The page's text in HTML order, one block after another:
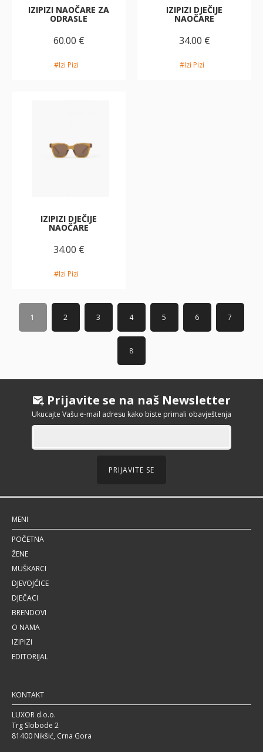
IZIPIZI NAOČARE ZA
ODRASLE
60.00 €
#Izi Pizi
IZIPIZI DJEČIJE
NAOČARE
34.00 €
#Izi Pizi
IZIPIZI DJEČIJE
NAOČARE
34.00 €
#Izi Pizi
1 2 3 4 5 6 7
8
Prijavite se na naš Newsletter
Ukucajte Vašu e-mail adresu kako biste primali obavještenja
PRIJAVITE SE
MENI
POČETNA
ŽENE
MUŠKARCI
DJEVOJČICE
DJEČACI
BRENDOVI
O NAMA
IZIPIZI
EDITORIJAL
KONTAKT
LUXOR d.o.o.
Trg Slobode 2
81400 Nikšić, Crna Gora